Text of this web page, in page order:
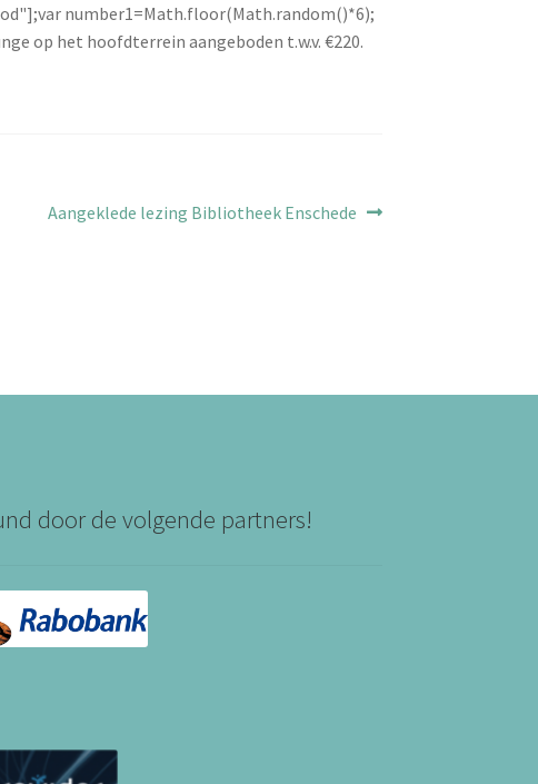
number1=Math.floor(Math.random()*6);
op het hoofdterrein aangeboden t.w.v. €220.
Volgend
Aangeklede lezing Bibliotheek Enschede
door de volgende partners!